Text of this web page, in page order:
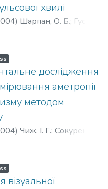
хвилі
) Шарпан, О. Б.; Гусєва,
О.
I.
А. А.;Маглеванная, Н. И.
дослідження
аметропії
методом
) Чиж, І. Г.; Сокуренко,
Н. Б.
М.